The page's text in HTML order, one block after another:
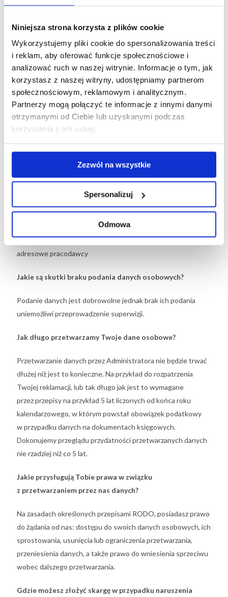
Niniejsza strona korzysta z plików cookie
Wykorzystujemy pliki cookie do spersonalizowania treści
i reklam, aby oferować funkcje społecznościowe i
analizować ruch w naszej witrynie. Informacje o tym, jak
korzystasz z naszej witryny, udostępniamy partnerom
społecznościowym, reklamowym i analitycznym.
Partnerzy mogą połączyć te informacje z innymi danymi
otrzymanymi od Ciebie lub uzyskanymi podczas
korzystania z ich usług.
Zezwól na wszystkie
Spersonalizuj
Odmowa
Gospodarczy ani do organizacji międzynarodowej.
Skąd pochodzą Twoje dane?
Dane otrzymaliśmy bezpośrednio od Ciebie, w chwili
wypełnienia formularza rejestracyjnego na stronie www lub
późniejszej aktualizacji oraz w związku z wykonywaniem
superwizji.
Jak dbamy o bezpieczeństwo danych?
administracyjne, fizyczne i techniczne środki ochrony danych,
w szczególności regularnie szkolimy personel, sprawdzamy
działanie naszych systemów informatycznych i audytujemy
Imię, nazwisko, adres mail, telefon kontaktowy, nazwa i dane
adresowe pracodawcy
Jakie są skutki braku podania danych osobowych?
Podanie danych jest dobrowolne jednak brak ich podania
uniemożliwi przeprowadzenie superwizji.
Jak długo przetwarzamy Twoje dane osobowe?
Przetwarzanie danych przez Administratora nie będzie trwać
dłużej niż jest to konieczne. Na przykład do rozpatrzenia
Twojej reklamacji, lub tak długo jak jest to wymagane
przez przepisy na przykład 5 lat liczonych od końca roku
kalendarzowego, w którym powstał obowiązek podatkowy
w przypadku danych na dokumentach księgowych.
Dokonujemy przeglądu przydatności przetwarzanych danych
nie rzadziej niż co 5 lat.
Jakie przysługują Tobie prawa w związku
z przetwarzaniem przez nas danych?
Na zasadach określonych przepisami RODO, posiadasz prawo
do żądania od nas: dostępu do swoich danych osobowych, ich
sprostowania, usunięcia lub ograniczenia przetwarzania,
przeniesienia danych, a także prawo do wniesienia sprzeciwu
wobec dalszego przetwarzania.
Gdzie możesz złożyć skargę w przypadku naruszenia